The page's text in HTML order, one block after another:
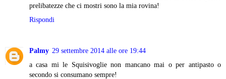
prelibatezze che ci mostri sono la mia rovina!
Rispondi
Palmy 29 settembre 2014 alle ore 19:44
a casa mi le Squisivoglie non mancano mai o per antipasto o
secondo si consumano sempre!